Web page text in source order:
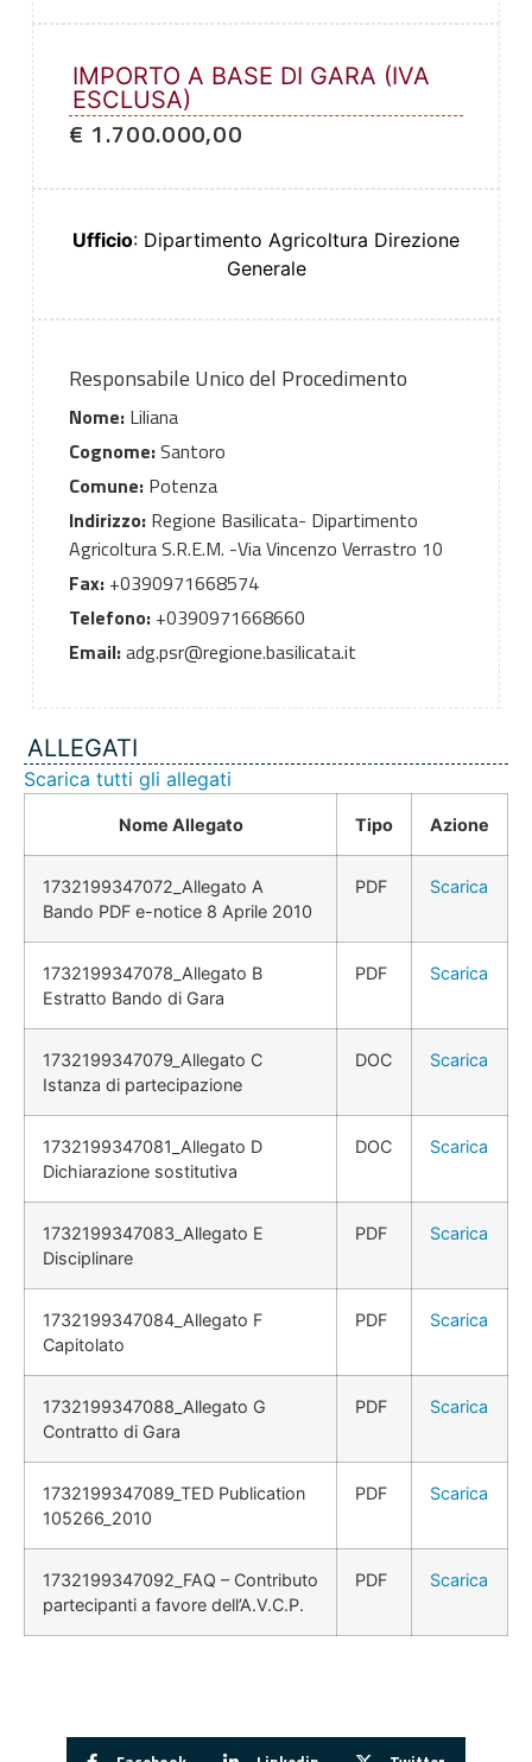
IMPORTO A BASE DI GARA (IVA
ESCLUSA)
€ 1.700.000,00
Ufficio: Dipartimento Agricoltura Direzione
Generale
Responsabile Unico del Procedimento
Nome:Liliana
Cognome:Santoro
Comune:Potenza
Indirizzo:Regione Basilicata- Dipartimento
Agricoltura S.R.E.M. -Via Vincenzo Verrastro 10
Fax:+0390971668574
Telefono:+0390971668660
Email:adg.psr@regione.basilicata.it
ALLEGATI
Scarica tutti gli allegati
Nome Allegato Tipo Azione
1732199347072_Allegato A
Bando PDF e-notice 8 Aprile 2010
PDF Scarica
1732199347078_Allegato B
Estratto Bando di Gara
PDF Scarica
1732199347079_Allegato C
Istanza di partecipazione
DOC Scarica
1732199347081_Allegato D
Dichiarazione sostitutiva
DOC Scarica
1732199347083_Allegato E
Disciplinare
PDF Scarica
1732199347084_Allegato F
Capitolato
PDF Scarica
1732199347088_Allegato G
Contratto di Gara
PDF Scarica
1732199347089_TED Publication
105266_2010
PDF Scarica
1732199347092_FAQ – Contributo
partecipanti a favore dell’A.V.C.P.
PDF Scarica